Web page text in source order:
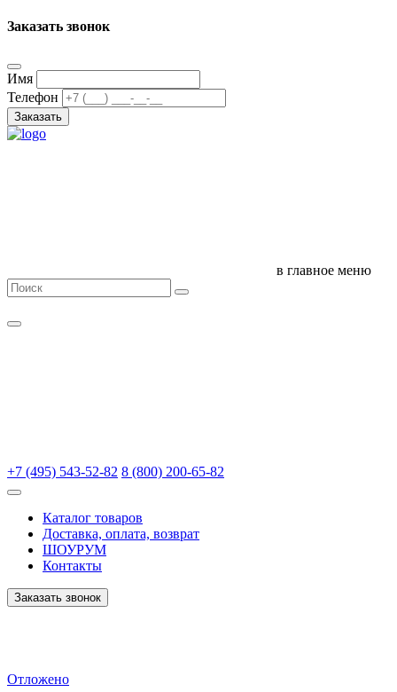
Заказать звонок
Имя
Телефон
Заказать
в главное меню
+7 (495) 543-52-82 8 (800) 200-65-82
Каталог товаров
Доставка, оплата, возврат
ШОУРУМ
Контакты
Заказать звонок
Отложено